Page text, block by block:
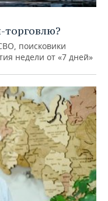
поисковики
недели от «7 дней»